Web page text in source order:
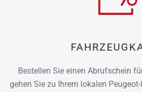
Bestellen Sie einen Abrufschein
gehen Sie zu Ihrem lokalen